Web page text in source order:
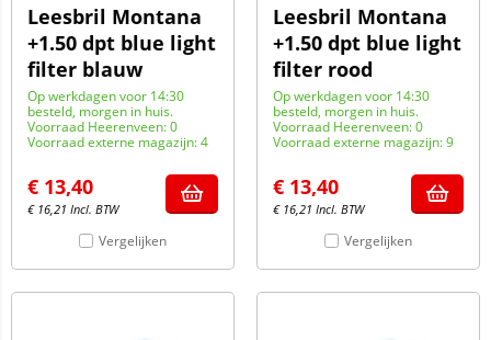
Leesbril Montana
+1.50 dpt blue light
filter blauw
Op werkdagen voor 14:30
besteld, morgen in huis.
Voorraad Heerenveen: 0
Voorraad externe magazijn: 4
€ 13,40
€ 16,21 Incl. BTW
Vergelijken
Leesbril Montana
+1.50 dpt blue light
filter rood
Op werkdagen voor 14:30
besteld, morgen in huis.
Voorraad Heerenveen: 0
Voorraad externe magazijn: 9
€ 13,40
€ 16,21 Incl. BTW
Vergelijken